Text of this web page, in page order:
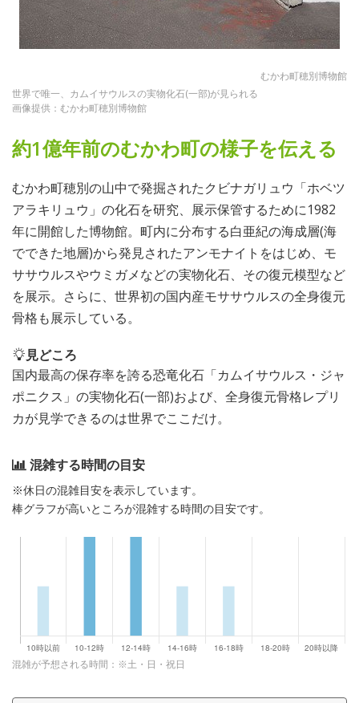
むかわ町穂別博物館
世界で唯一、カムイサウルスの実物化石(一部)が見られる
画像提供：むかわ町穂別博物館
約1億年前のむかわ町の様子を伝える
むかわ町穂別の山中で発掘されたクビナガリュウ「ホベツ
アラキリュウ」の化石を研究、展示保管するために1982
年に開館した博物館。町内に分布する白亜紀の海成層(海
でできた地層)から発見されたアンモナイトをはじめ、モ
ササウルスやウミガメなどの実物化石、その復元模型など
を展示。さらに、世界初の国内産モササウルスの全身復元
骨格も展示している。
見どころ
国内最高の保存率を誇る恐竜化石「カムイサウルス・ジャ
ポニクス」の実物化石(一部)および、全身復元骨格レプリ
カが見学できるのは世界でここだけ。
混雑する時間の目安
※休日の混雑目安を表示しています。
棒グラフが高いところが混雑する時間の目安です。
混雑が予想される時間：※土・日・祝日